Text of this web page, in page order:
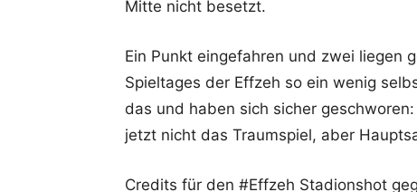
Mitte nicht besetzt.
Ein Punkt eingefahren und zwei liegen
Spieltages der Effzeh so ein wenig
das und haben sich sicher
jetzt nicht das Traumspiel, aber
Credits für den #Effzeh Stadionshot